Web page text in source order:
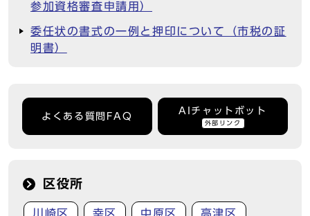
参加資格審査申請用）
委任状の書式の一例と押印について（市税の証
明書）
よくある質問FAQ
AIチャットボット
外部リンク
区役所
川崎区 幸区 中原区 高津区